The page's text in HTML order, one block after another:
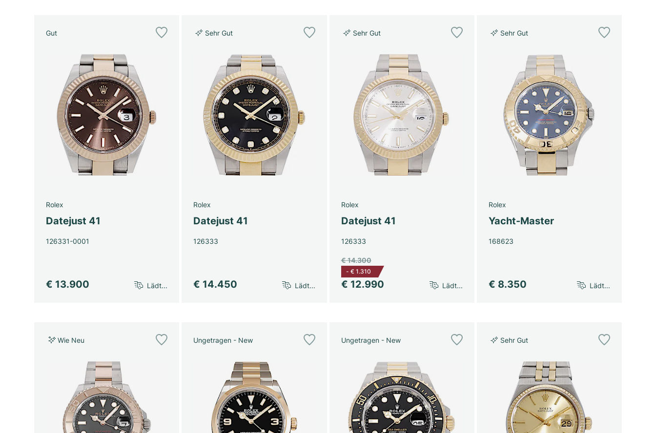
Gut
Rolex
Datejust 41
126331-0001
€ 13.900 Lädt...
Sehr Gut
Rolex
Datejust 41
126333
€ 14.450 Lädt...
Sehr Gut
Rolex
Datejust 41
126333
€ 12.990
€ 14.300
- € 1.310
Lädt...
Sehr Gut
Rolex
Yacht-Master
168623
€ 8.350 Lädt...
Wie Neu Ungetragen - New Ungetragen - New Sehr Gut